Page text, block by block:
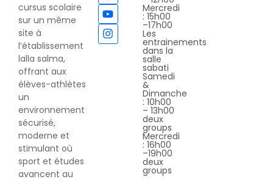
cursus scolaire
sur un même
site à
l’établissement
lalla salma,
offrant aux
élèves-athlètes
un
environnement
sécurisé,
moderne et
stimulant où
sport et études
avancent au
Mercredi
: 15h00
–17h00
Les
entrainements
dans la
salle
sabati
Samedi
&
Dimanche
: 10h00
– 13h00
deux
groups
Mercredi
: 16h00
–19h00
deux
groups